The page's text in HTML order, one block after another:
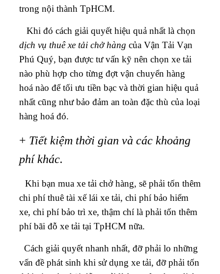
trong nội thành TpHCM.
Khi đó cách giải quyết hiệu quả nhất là chọn
dịch vụ thuê xe tải chở hàng của Vận Tải Vạn
Phú Quý, bạn được tư vấn kỹ nên chọn xe tải
nào phù hợp cho từng đợt vận chuyển hàng
hoá nào để tối ưu tiền bạc và thời gian hiệu quả
nhất cũng như bảo đảm an toàn đặc thù của loại
hàng hoá đó.
+ Tiết kiệm thời gian và các khoảng
phí khác.
Khi bạn mua xe tải chở hàng, sẽ phải tốn thêm
chi phí thuê tài xế lái xe tải, chi phí bảo hiểm
xe, chi phí bảo trì xe, thậm chí là phải tốn thêm
phí bãi đỗ xe tải tại TpHCM nữa.
Cách giải quyết nhanh nhất, đỡ phải lo những
vấn đề phát sinh khi sử dụng xe tải, đỡ phải tốn